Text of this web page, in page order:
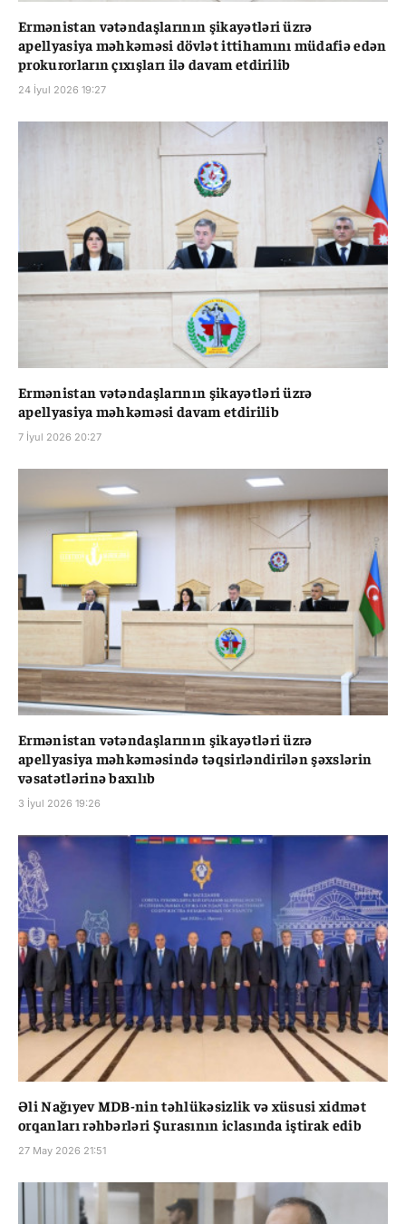
Ermənistan vətəndaşlarının şikayətləri üzrə
apellyasiya məhkəməsi dövlət ittihamını müdafiə edən
prokurorların çıxışları ilə davam etdirilib
24 İyul 2026 19:27
Ermənistan vətəndaşlarının şikayətləri üzrə
apellyasiya məhkəməsi davam etdirilib
7 İyul 2026 20:27
Ermənistan vətəndaşlarının şikayətləri üzrə
apellyasiya məhkəməsində təqsirləndirilən şəxslərin
vəsatətlərinə baxılıb
3 İyul 2026 19:26
Əli Nağıyev MDB-nin təhlükəsizlik və xüsusi xidmət
orqanları rəhbərləri Şurasının iclasında iştirak edib
27 May 2026 21:51